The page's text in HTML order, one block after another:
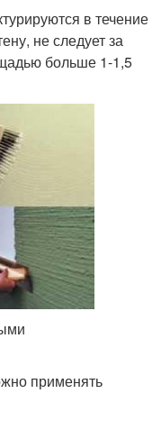
в течение
не следует за
больше 1-1,5
применять